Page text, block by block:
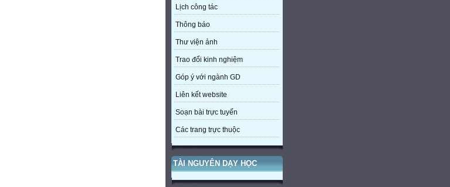
Lịch công tác
Thông báo
Thư viện ảnh
Trao đổi kinh nghiệm
Góp ý với ngành GD
Liên kết website
Soạn bài trực tuyến
Các trang trực thuộc
TÀI NGUYÊN DẠY HỌC